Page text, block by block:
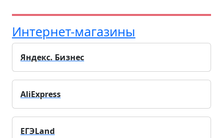
Интернет-магазины
Яндекс. Бизнес
AliExpress
ЕГЭLand